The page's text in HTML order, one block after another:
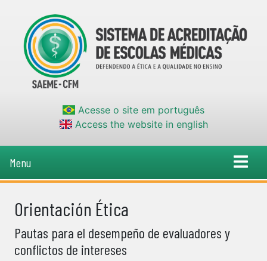
Acesse o site em português
Access the website in english
Menu
Orientación Ética
Pautas para el desempeño de evaluadores y
conflictos de intereses